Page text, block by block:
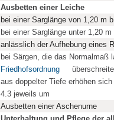
Ausbetten einer Leiche
bei einer Sarglänge von 1,20 m
bei einer Sarglänge unter 1,20 m
anlässlich der Aufhebung eines
bei Särgen, die das Normalmaß
Friedhofsordnung
aus doppelter Tiefe erhöhen
4.3 jeweils um
Ausbetten einer Aschenurne
Unterhaltung und Pflege der